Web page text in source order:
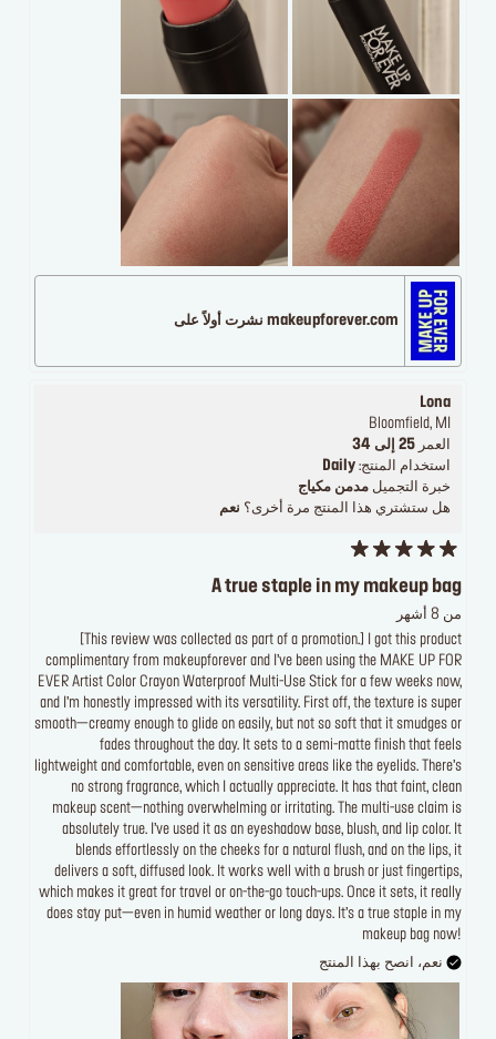
makeupforever.com نشرت أولاً على
Lona
Bloomfield, MI
العمر 25 إلى 34
استخدام المنتج: Daily
خبرة التجميل مدمن مكياج
هل ستشتري هذا المنتج مرة أخرى؟ نعم
A true staple in my makeup bag
من 8 أشهر
[This review was collected as part of a promotion.] I got this product
complimentary from makeupforever and I’ve been using the MAKE UP FOR
EVER Artist Color Crayon Waterproof Multi-Use Stick for a few weeks now,
and I’m honestly impressed with its versatility. First off, the texture is super
smooth—creamy enough to glide on easily, but not so soft that it smudges or
fades throughout the day. It sets to a semi-matte finish that feels
lightweight and comfortable, even on sensitive areas like the eyelids. There’s
no strong fragrance, which I actually appreciate. It has that faint, clean
makeup scent—nothing overwhelming or irritating. The multi-use claim is
absolutely true. I’ve used it as an eyeshadow base, blush, and lip color. It
blends effortlessly on the cheeks for a natural flush, and on the lips, it
delivers a soft, diffused look. It works well with a brush or just fingertips,
which makes it great for travel or on-the-go touch-ups. Once it sets, it really
does stay put—even in humid weather or long days. It’s a true staple in my
makeup bag now!
نعم، انصح بهذا المنتج